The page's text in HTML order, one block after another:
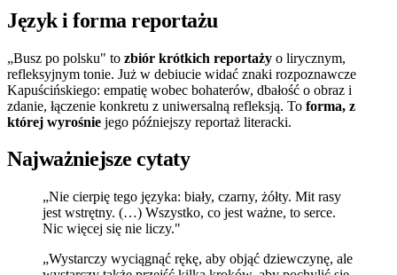
Język i forma reportażu
„Busz po polsku" to zbiór krótkich reportaży o lirycznym,
refleksyjnym tonie. Już w debiucie widać znaki rozpoznawcze
Kapuścińskiego: empatię wobec bohaterów, dbałość o obraz i
zdanie, łączenie konkretu z uniwersalną refleksją. To forma, z
której wyrośnie jego późniejszy reportaż literacki.
Najważniejsze cytaty
„Nie cierpię tego języka: biały, czarny, żółty. Mit rasy
jest wstrętny. (…) Wszystko, co jest ważne, to serce.
Nic więcej się nie liczy."
„Wystarczy wyciągnąć rękę, aby objąć dziewczynę, ale